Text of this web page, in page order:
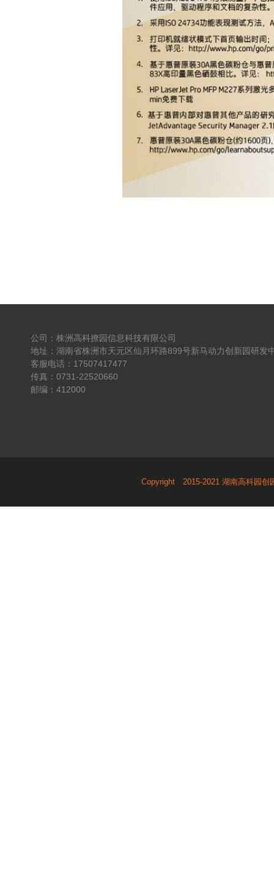
公司：株洲高科撩园信息科技有限公司
地址：湖南省株洲市天元区仙月环路899号新马动力创新园研发
客服电话：17507417477
传真：0731-22520660
邮编：412000
Copyright 2015-2021 湖南高科园创